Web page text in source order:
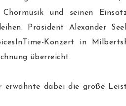
und seinen
Präsident Alexander
Konzert in
überreicht.
erwähnte dabei die große